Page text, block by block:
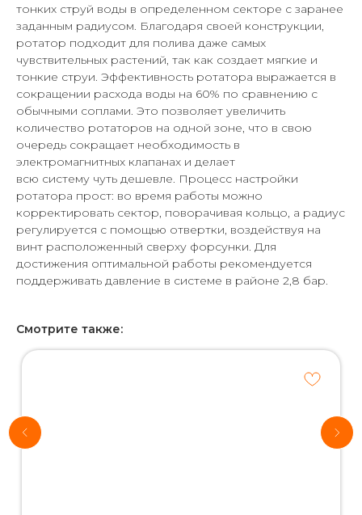
тонких струй воды в определенном секторе с заранее
заданным радиусом. Благодаря своей конструкции,
ротатор подходит для полива даже самых
чувствительных растений, так как создает мягкие и
тонкие струи. Эффективность ротатора выражается в
сокращении расхода воды на 60% по сравнению с
обычными соплами. Это позволяет увеличить
количество ротаторов на одной зоне, что в свою
очередь сокращает необходимость в
электромагнитных клапанах и делает
всю систему чуть дешевле. Процесс настройки
ротатора прост: во время работы можно
корректировать сектор, поворачивая кольцо, а радиус
регулируется с помощью отвертки, воздействуя на
винт расположенный сверху форсунки. Для
достижения оптимальной работы рекомендуется
поддерживать давление в системе в районе 2,8 бар.
Смотрите также:
Хотитерассчитать
стоимость
*Используются
собственные
интеллектуальные